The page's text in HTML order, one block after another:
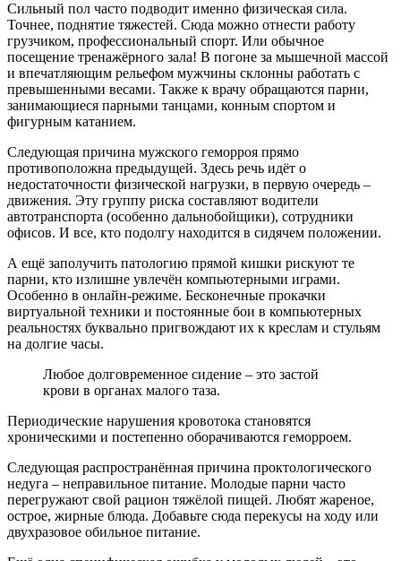
Сильный пол часто подводит именно физическая сила.
Точнее, поднятие тяжестей. Сюда можно отнести работу
грузчиком, профессиональный спорт. Или обычное
посещение тренажёрного зала! В погоне за мышечной массой
и впечатляющим рельефом мужчины склонны работать с
превышенными весами. Также к врачу обращаются парни,
занимающиеся парными танцами, конным спортом и
фигурным катанием.
Следующая причина мужского геморроя прямо
противоположна предыдущей. Здесь речь идёт о
недостаточности физической нагрузки, в первую очередь –
движения. Эту группу риска составляют водители
автотранспорта (особенно дальнобойщики), сотрудники
офисов. И все, кто подолгу находится в сидячем положении.
А ещё заполучить патологию прямой кишки рискуют те
парни, кто излишне увлечён компьютерными играми.
Особенно в онлайн-режиме. Бесконечные прокачки
виртуальной техники и постоянные бои в компьютерных
реальностях буквально пригвождают их к креслам и стульям
на долгие часы.
Любое долговременное сидение – это застой
крови в органах малого таза.
Периодические нарушения кровотока становятся
хроническими и постепенно оборачиваются геморроем.
Следующая распространённая причина проктологического
недуга – неправильное питание. Молодые парни часто
перегружают свой рацион тяжёлой пищей. Любят жареное,
острое, жирные блюда. Добавьте сюда перекусы на ходу или
двухразовое обильное питание.